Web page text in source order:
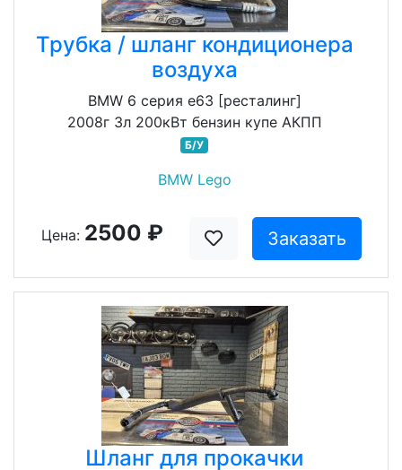
Трубка / шланг кондиционера
воздуха
BMW 6 серия e63 [ресталинг]
2008г 3л 200кВт бензин купе АКПП
Б/У
BMW Lego
Цена: 2500 ₽ Заказать
Шланг для прокачки